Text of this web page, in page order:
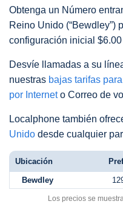
Obtenga un Número
Reino Unido (“Bewdley”)
configuración inicial
Desvíe llamadas a su
nuestras bajas tarifas
por Interneto Correo de
Localphone también
Unido desde cualquier
Ubicación
Bewdley
Los precios se